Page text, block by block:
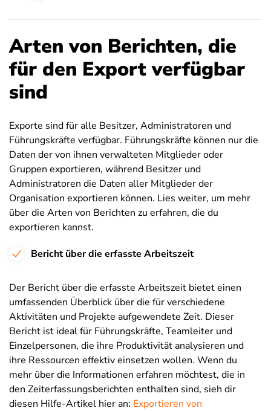
Arten von Berichten, die
für den Export verfügbar
sind
Exporte sind für alle Besitzer, Administratoren und
Führungskräfte verfügbar. Führungskräfte können nur die
Daten der von ihnen verwalteten Mitglieder oder
Gruppen exportieren, während Besitzer und
Administratoren die Daten aller Mitglieder der
Organisation exportieren können. Lies weiter, um mehr
über die Arten von Berichten zu erfahren, die du
exportieren kannst.
Bericht über die erfasste Arbeitszeit
Der Bericht über die erfasste Arbeitszeit bietet einen
umfassenden Überblick über die für verschiedene
Aktivitäten und Projekte aufgewendete Zeit. Dieser
Bericht ist ideal für Führungskräfte, Teamleiter und
Einzelpersonen, die ihre Produktivität analysieren und
ihre Ressourcen effektiv einsetzen wollen. Wenn du
mehr über die Informationen erfahren möchtest, die in
den Zeiterfassungsberichten enthalten sind, sieh dir
diesen Hilfe-Artikel hier an: Exportieren von